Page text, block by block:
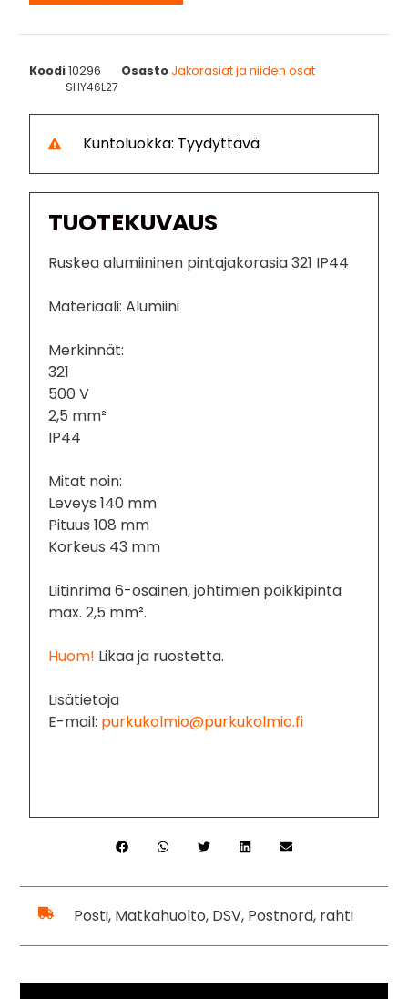
Koodi10296 Osasto Jakorasiat ja niiden osat
SHY46L27
Kuntoluokka: Tyydyttävä
TUOTEKUVAUS
Ruskea alumiininen pintajakorasia 321 IP44
Materiaali: Alumiini
Merkinnät:
321
500 V
2,5 mm²
IP44
Mitat noin:
Leveys 140 mm
Pituus 108 mm
Korkeus 43 mm
Liitinrima 6-osainen, johtimien poikkipinta
max. 2,5 mm².
Huom! Likaa ja ruostetta.
Lisätietoja
E-mail: purkukolmio@purkukolmio.fi
Posti, Matkahuolto, DSV, Postnord, rahti